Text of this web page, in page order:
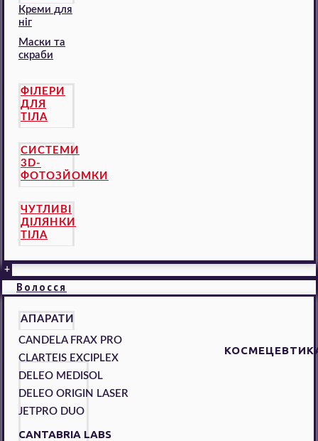
Креми для
ніг
Маски та
скраби
ФІЛЕРИ
ДЛЯ
ТІЛА
СИСТЕМИ
3D-
ФОТОЗЙОМКИ
ЧУТЛИВІ
ДІЛЯНКИ
ТІЛА
+
Волосся
АПАРАТИ
CANDELA FRAX PRO
CLARTEIS EXCIPLEX
DELEO MEDISOL
DELEO ORIGIN LASER
JETPRO DUO
CANTABRIA LABS